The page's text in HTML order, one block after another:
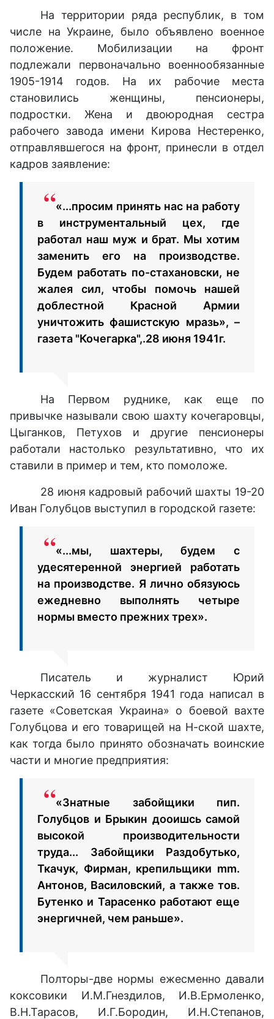
На территории ряда республик, в том
числе на Украине, было объявлено военное
положение. Мобилизации на фронт
подлежали первоначально военнообязанные
1905-1914 годов. На их рабочие места
становились женщины, пенсионеры,
подростки. Жена и двоюродная сестра
рабочего завода имени Кирова Нестеренко,
отправлявшегося на фронт, принесли в отдел
кадров заявление:
«...просим принять нас на работу
в инструментальный цех, где
работал наш муж и брат. Мы хотим
заменить его на производстве.
Будем работать по-стахановски, не
жалея сил, чтобы помочь нашей
доблестной Красной Армии
уничтожить фашистскую мразь», –
газета "Кочегарка",.28 июня 1941г.
На Первом руднике, как еще по
привычке называли свою шахту кочегаровцы,
Цыганков, Петухов и другие пенсионеры
работали настолько результативно, что их
ставили в пример и тем, кто помоложе.
28 июня кадровый рабочий шахты 19-20
Иван Голубцов выступил в городской газете:
«...мы, шахтеры, будем с
удесятеренной энергией работать
на производстве. Я лично обязуюсь
ежедневно выполнять четыре
нормы вместо прежних трех».
Писатель и журналист Юрий
Черкасский 16 сентября 1941 года написал в
газете «Советская Украина» о боевой вахте
Голубцова и его товарищей на Н-ской шахте,
как тогда было принято обозначать воинские
части и многие предприятия:
«Знатные забойщики пип.
Голубцов и Брыкин дооишсь самой
высокой производительности
труда... Забойщики Раздобутько,
Ткачук, Фирман, крепильщики mm.
Антонов, Василовский, а также тов.
Бутенко и Тарасенко работают еще
энергичней, чем раньше».
Полторы-две нормы ежесменно давали
коксовики И.М.Гнездилов, И.В.Ермоленко,
В.Н.Тарасов, И.Г.Бородин, И.Н.Степанов,